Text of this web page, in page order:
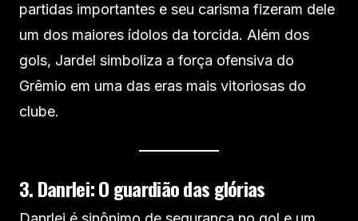
partidas importantes e seu carisma fizeram dele
um dos maiores ídolos da torcida. Além dos
gols, Jardel simboliza a força ofensiva do
Grêmio em uma das eras mais vitoriosas do
clube.
3. Danrlei: O guardião das glórias